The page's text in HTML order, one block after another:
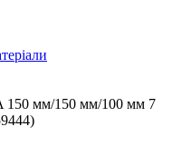
150 мм/150 мм/100 мм 7